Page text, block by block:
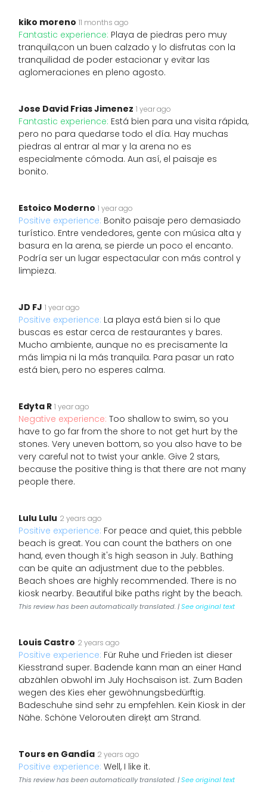
kiko moreno 11 months ago
Fantastic experience: Playa de piedras pero muy
tranquila,con un buen calzado y lo disfrutas con la
tranquilidad de poder estacionar y evitar las
aglomeraciones en pleno agosto.
Jose David Frias Jimenez 1 year ago
Fantastic experience: Está bien para una visita rápida,
pero no para quedarse todo el día. Hay muchas
piedras al entrar al mar y la arena no es
especialmente cómoda. Aun así, el paisaje es
bonito.
Estoico Moderno 1 year ago
Positive experience: Bonito paisaje pero demasiado
turístico. Entre vendedores, gente con música alta y
basura en la arena, se pierde un poco el encanto.
Podría ser un lugar espectacular con más control y
limpieza.
JD FJ 1 year ago
Positive experience: La playa está bien si lo que
buscas es estar cerca de restaurantes y bares.
Mucho ambiente, aunque no es precisamente la
más limpia ni la más tranquila. Para pasar un rato
está bien, pero no esperes calma.
Edyta R 1 year ago
Negative experience: Too shallow to swim, so you
have to go far from the shore to not get hurt by the
stones. Very uneven bottom, so you also have to be
very careful not to twist your ankle. Give 2 stars,
because the positive thing is that there are not many
people there.
Lulu Lulu 2 years ago
Positive experience: For peace and quiet, this pebble
beach is great. You can count the bathers on one
hand, even though it's high season in July. Bathing
can be quite an adjustment due to the pebbles.
Beach shoes are highly recommended. There is no
kiosk nearby. Beautiful bike paths right by the beach.
This review has been automatically translated. |See original text
Louis Castro 2 years ago
Positive experience: Für Ruhe und Frieden ist dieser
Kiesstrand super. Badende kann man an einer Hand
abzählen obwohl im July Hochsaison ist. Zum Baden
wegen des Kies eher gewöhnungsbedürftig.
Badeschuhe sind sehr zu empfehlen. Kein Kiosk in der
Nähe. Schöne Velorouten direķt am Strand.
Tours en Gandía 2 years ago
Positive experience: Well, I like it.
This review has been automatically translated. |See original text